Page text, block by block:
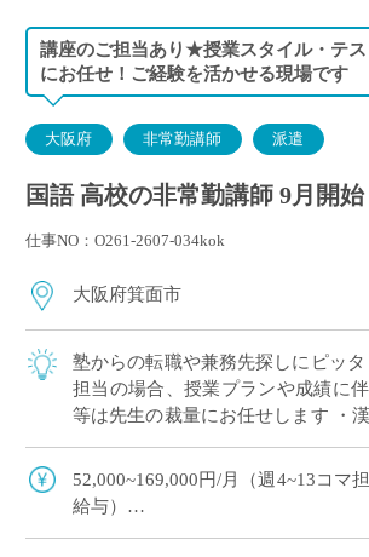
講座のご担当あり★授業スタイル・テ
にお任せ！ご経験を活かせる現場です
大阪府 非常勤講師 派遣
国語 高校の非常勤講師 9月開始
仕事NO：O261-2607-034kok
大阪府箕面市
塾からの転職や兼務先探しにピッ
担当の場合、授業プランや成績に
等は先生の裁量にお任せします ・
い ・通常の国語科のご指導は、教
52,000~169,000円/月（週4~13コマ
給与）